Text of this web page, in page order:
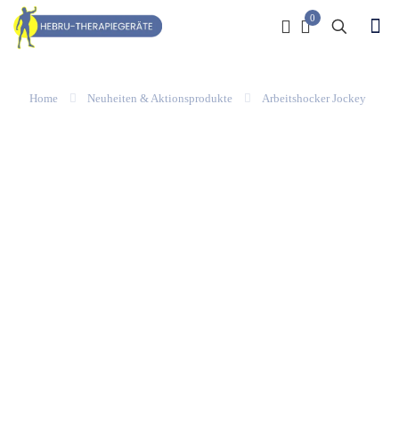
0
Home Neuheiten & Aktionsprodukte Arbeitshocker Jockey